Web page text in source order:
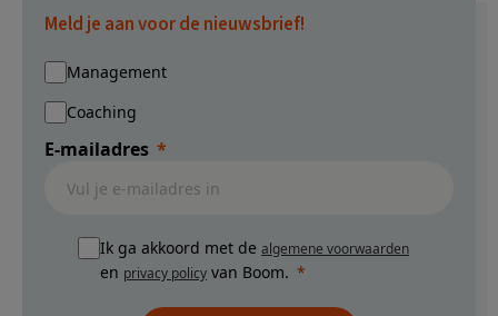
Meld je aan voor de nieuwsbrief!
Management
Coaching
E-mailadres
Ik ga akkoord met de algemene voorwaarden
en privacy policy van Boom.